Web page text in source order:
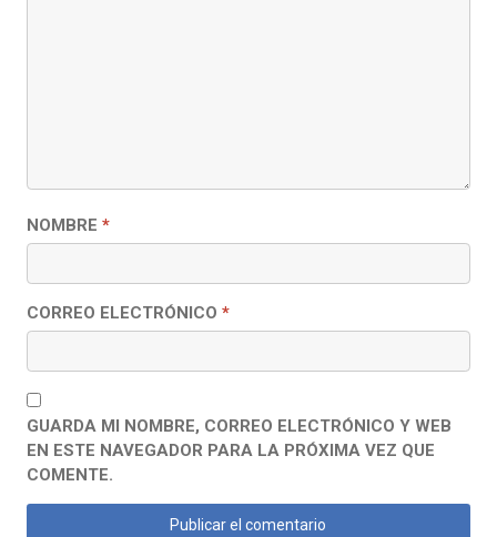
NOMBRE *
CORREO ELECTRÓNICO *
GUARDA MI NOMBRE, CORREO ELECTRÓNICO Y WEB
EN ESTE NAVEGADOR PARA LA PRÓXIMA VEZ QUE
COMENTE.